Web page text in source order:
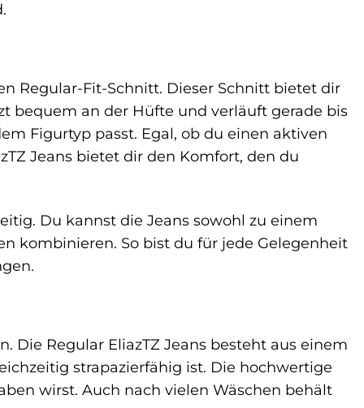
Regular-Fit-Schnitt. Dieser Schnitt bietet dir
bequem an der Hüfte und verläuft gerade bis
Figurtyp passt. Egal, ob du einen aktiven
Jeans bietet dir den Komfort, den du
Du kannst die Jeans sowohl zu einem
kombinieren. So bist du für jede Gelegenheit
Die Regular EliazTZ Jeans besteht aus einem
strapazierfähig ist. Die hochwertige
wirst. Auch nach vielen Wäschen behält